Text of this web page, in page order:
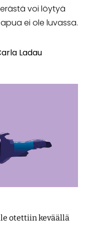
voi löytyä
ei ole luvassa.
Ladau
otettiin keväällä